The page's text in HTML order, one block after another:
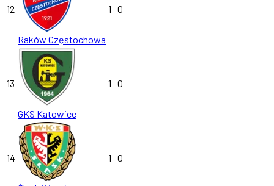
12
Raków Częstochowa
1 0
13
GKS Katowice
1 0
14 1 0